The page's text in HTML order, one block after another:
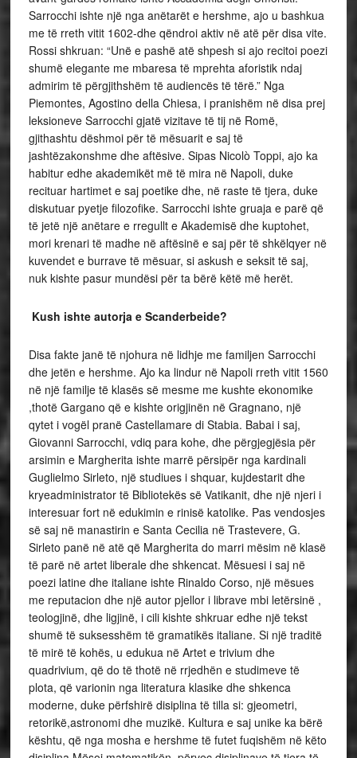
Sarrocchi ishte një nga anëtarët e hershme, ajo u bashkua
me të rreth vitit 1602-dhe qëndroi aktiv në atë për disa vite.
Rossi shkruan: “Unë e pashë atë shpesh si ajo recitoi poezi
shumë elegante me mbaresa të mprehta aforistik ndaj
admirim të përgjithshëm të audiencës të tërë.” Nga
Piemontes, Agostino della Chiesa, i pranishëm në disa prej
leksioneve Sarrocchi gjatë vizitave të tij në Romë,
gjithashtu dëshmoi për të mësuarit e saj të
jashtëzakonshme dhe aftësive. Sipas Nicolò Toppi, ajo ka
habitur edhe akademikët më të mira në Napoli, duke
recituar hartimet e saj poetike dhe, në raste të tjera, duke
diskutuar pyetje filozofike. Sarrocchi ishte gruaja e parë që
të jetë një anëtare e rregullt e Akademisë dhe kuptohet,
mori krenari të madhe në aftësinë e saj për të shkëlqyer në
kuvendet e burrave të mësuar, si askush e seksit të saj,
nuk kishte pasur mundësi për ta bërë këtë më herët.
Kush ishte autorja e Scanderbeide?
Disa fakte janë të njohura në lidhje me familjen Sarrocchi
dhe jetën e hershme. Ajo ka lindur në Napoli rreth vitit 1560
në një familje të klasës së mesme me kushte ekonomike
,thotë Gargano që e kishte origjinën në Gragnano, një
qytet i vogël pranë Castellamare di Stabia. Babai i saj,
Giovanni Sarrocchi, vdiq para kohe, dhe përgjegjësia për
arsimin e Margherita ishte marrë përsipër nga kardinali
Guglielmo Sirleto, një studiues i shquar, kujdestarit dhe
kryeadministrator të Bibliotekës së Vatikanit, dhe një njeri i
interesuar fort në edukimin e rinisë katolike. Pas vendosjes
së saj në manastirin e Santa Cecilia në Trastevere, G.
Sirleto panë në atë që Margherita do marri mësim në klasë
të parë në artet liberale dhe shkencat. Mësuesi i saj në
poezi latine dhe italiane ishte Rinaldo Corso, një mësues
me reputacion dhe një autor pjellor i librave mbi letërsinë ,
teologjinë, dhe ligjinë, i cili kishte shkruar edhe një tekst
shumë të suksesshëm të gramatikës italiane. Si një traditë
të mirë të kohës, u edukua në Artet e trivium dhe
quadrivium, që do të thotë në rrjedhën e studimeve të
plota, që varionin nga literatura klasike dhe shkenca
moderne, duke përfshirë disiplina të tilla si: gjeometri,
retorikë,astronomi dhe muzikë. Kultura e saj unike ka bërë
kështu, që nga mosha e hershme të futet fuqishëm në këto